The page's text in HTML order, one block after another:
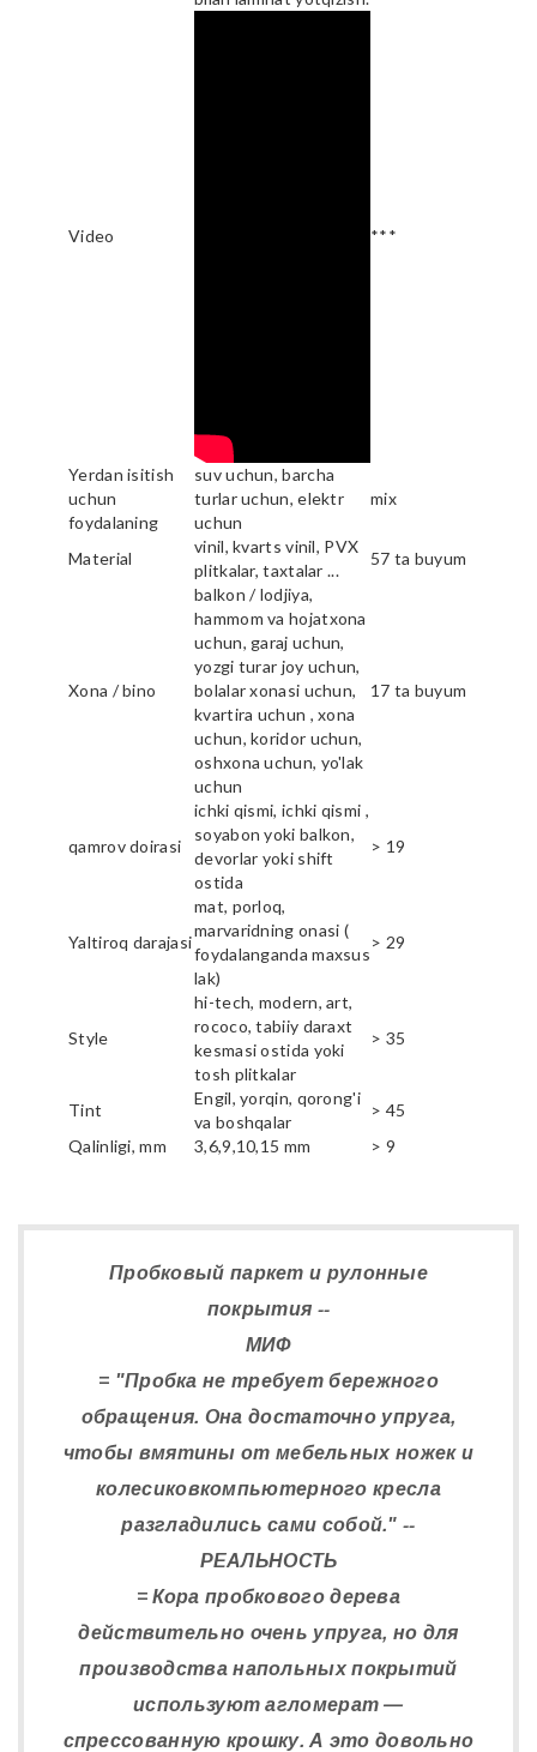
Video ***
Yerdan isitish
uchun
foydalaning
suv uchun, barcha
turlar uchun, elektr
uchun
mix
Material
vinil, kvarts vinil, PVX
plitkalar, taxtalar ...
57 ta buyum
Xona / bino
balkon / lodjiya,
hammom va hojatxona
uchun, garaj uchun,
yozgi turar joy uchun,
bolalar xonasi uchun,
kvartira uchun , xona
uchun, koridor uchun,
oshxona uchun, yo'lak
uchun
17 ta buyum
qamrov doirasi
ichki qismi, ichki qismi ,
soyabon yoki balkon,
devorlar yoki shift
ostida
> 19
Yaltiroq darajasi
mat, porloq,
marvaridning onasi (
foydalanganda maxsus
lak)
> 29
Style
hi-tech, modern, art,
rococo, tabiiy daraxt
kesmasi ostida yoki
tosh plitkalar
> 35
Tint
Engil, yorqin, qorong'i
va boshqalar
> 45
Qalinligi, mm
3,6,9,10,15 mm > 9
Пробковый паркет и рулонные
покрытия --
МИФ
= "Пробка не требует бережного
обращения. Она достаточно упруга,
чтобы вмятины от мебельных ножек и
колесиковкомпьютерного кресла
разгладились сами собой." --
РЕАЛЬНОСТЬ
= Кора пробкового дерева
действительно очень упруга, но для
производства напольных покрытий
используют агломерат —
спрессованную крошку. А это довольно